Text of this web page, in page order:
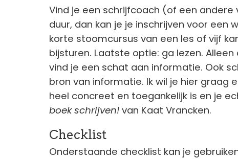
Vind je een schrijfcoach (of een
duur, dan kan je je inschrijven voor een
korte stoomcursus van een les of vijf
bijsturen. Laatste optie: ga lezen.
vind je een schat aan informatie. Ook
bron van informatie. Ik wil je hier graag
heel concreet en toegankelijk is en je
boek schrijven! van Kaat Vrancken.
Checklist
Onderstaande checklist kan je